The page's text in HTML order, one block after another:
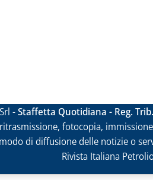
-Staffetta Quotidiana - Reg.
fotocopia,
di diffusione delle notizie o
Rivista Italiana